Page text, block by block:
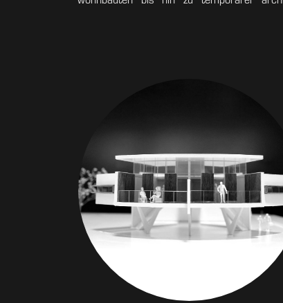
zeitgenossenschaft lassen wir uns
die wurzeln gehende